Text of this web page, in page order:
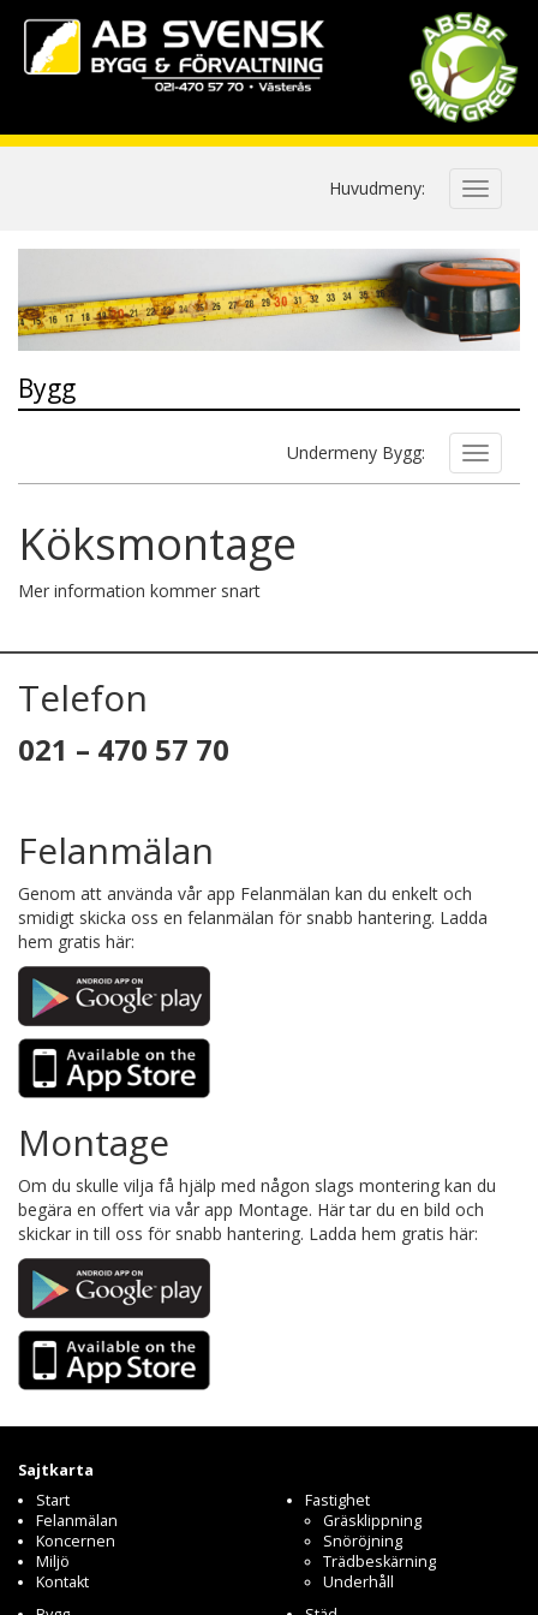
Huvudmeny:
Bygg
Undermeny Bygg:
Köksmontage
Mer information kommer snart
Telefon
021 – 470 57 70
Felanmälan
Genom att använda vår app Felanmälan kan du enkelt och
smidigt skicka oss en felanmälan för snabb hantering. Ladda
hem gratis här:
Montage
Om du skulle vilja få hjälp med någon slags montering kan du
begära en offert via vår app Montage. Här tar du en bild och
skickar in till oss för snabb hantering. Ladda hem gratis här:
Sajtkarta
Start
Felanmälan
Koncernen
Miljö
Kontakt
Fastighet
Gräsklippning
Snöröjning
Trädbeskärning
Underhåll